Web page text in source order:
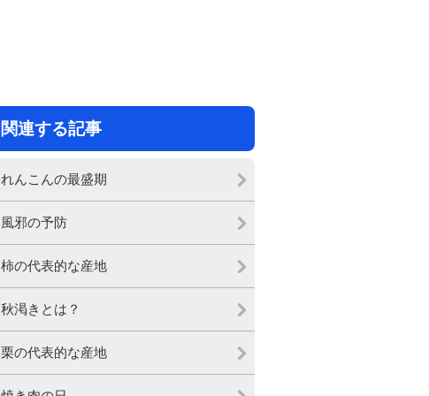
関連する記事
れんこんの最盛期
風邪の予防
柿の代表的な産地
秋渇きとは？
栗の代表的な産地